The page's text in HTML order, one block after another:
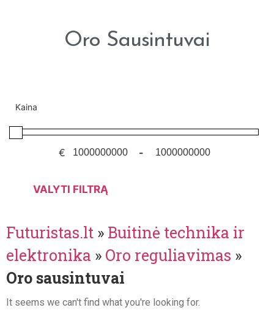
Oro Sausintuvai
Kaina
€ -
VALYTI FILTRĄ
Futuristas.lt » Buitinė technika ir
elektronika » Oro reguliavimas »
Oro sausintuvai
It seems we can't find what you're looking for.